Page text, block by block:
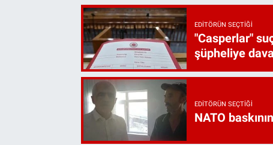
EDITÖRÜN SEÇTIĞI
"Casperlar"
şüpheliye dava
EDITÖRÜN SEÇTIĞI
NATO